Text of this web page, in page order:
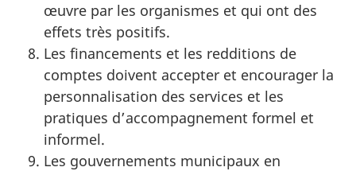
œuvre par les organismes et qui ont des
effets très positifs.
Les financements et les redditions de
comptes doivent accepter et encourager la
personnalisation des services et les
pratiques d’accompagnement formel et
informel.
Les gouvernements municipaux en